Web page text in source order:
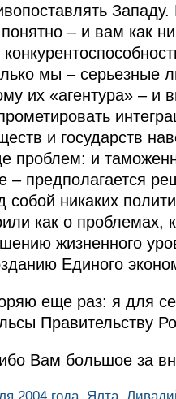
– и вам как
мы – серьезные
их «агентура» – и
и государств
проблем: и
– предполагается
собой никаких
как о проблемах,
жизненного
Единого
еще раз: я для
Правительству
Вам большое за